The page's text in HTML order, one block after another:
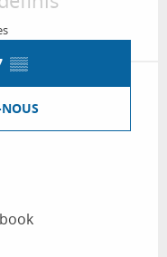
▒▒